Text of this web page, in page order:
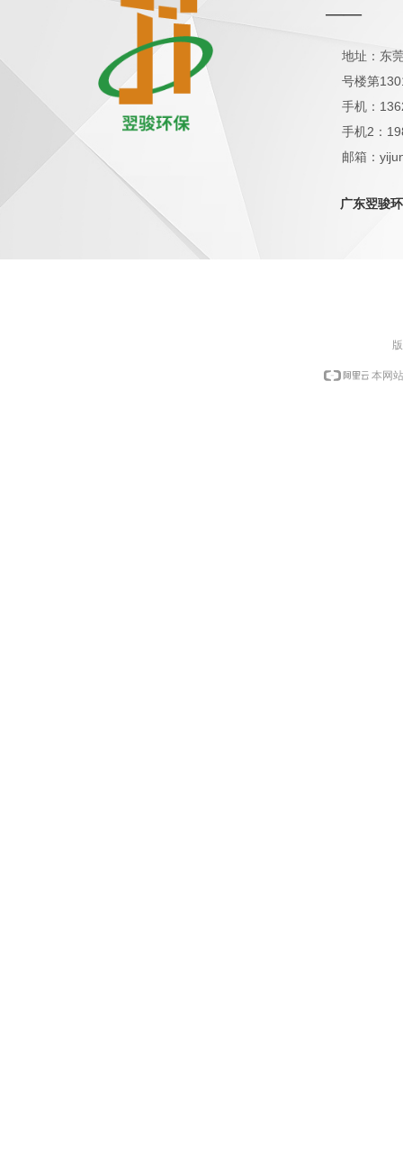
——
地址：东
号楼第
手机：
手机2：
邮箱：
广东翌骏
本网